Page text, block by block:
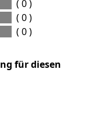
( 0 )
( 0 )
( 0 )
für diesen